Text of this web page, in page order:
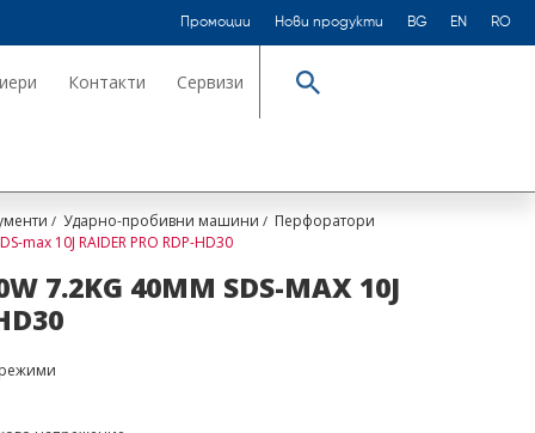
Промоции Нови продукти BG EN RO
Контакти Сервизи Търсене
Ударно-пробивни машини
Перфоратори
max 10J RAIDER PRO RDP-HD30
7.2KG 40MM SDS-MAX 10J